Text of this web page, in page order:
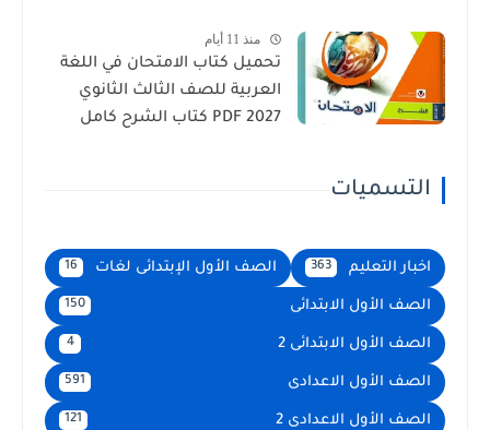
منذ 11 أيام
تحميل كتاب الامتحان في اللغة
العربية للصف الثالث الثانوي
2027 PDF كتاب الشرح كامل
التسميات
اخبار التعليم 363 الصف الأول الإبتدائى لغات 16
الصف الأول الابتدائى 150
الصف الأول الابتدائى 2 4
الصف الأول الاعدادى 591
الصف الأول الاعدادى 2 121